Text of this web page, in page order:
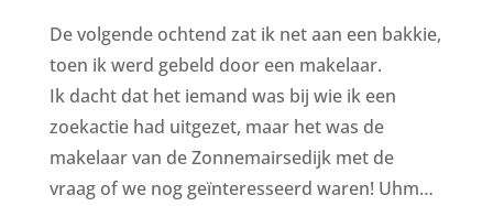
De volgende ochtend zat ik net aan een bakkie,
toen ik werd gebeld door een makelaar.
Ik dacht dat het iemand was bij wie ik een
zoekactie had uitgezet, maar het was de
makelaar van de Zonnemairsedijk met de
vraag of we nog geïnteresseerd waren! Uhm…